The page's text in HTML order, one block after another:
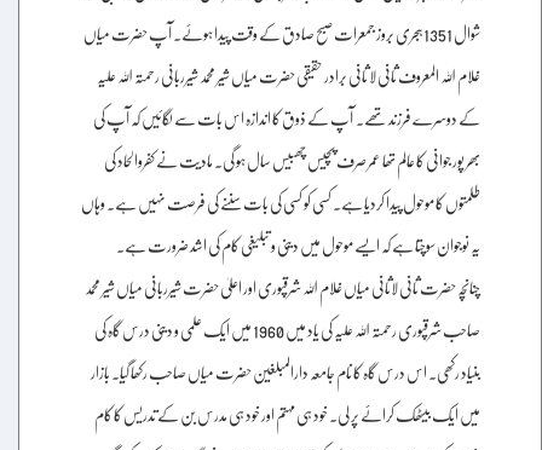
شوال 1351 ہجری بروز جمعرات صبح صادق کے وقت پیدا ہوئے۔ آپ حضرت میاں
غلام اللہ المعروف ثانی لا ثانی برادر حقیقی حضرت میاں شیر محمد شیرربانی رحمتہ اللہ علیہ
کے دوسرے فرزند تھے۔ آپ کے ذوق کا اندازہ اس بات سے لگائیں کہ آپ کی
بھر پور جوانی کا عالم تھا عمر صرف پچیس چھبیس سال ہو گی۔ مادیت نے کفروالحاد کی
طلمتوں کا موحول پیدا کردیا ہے۔ کسی کو کسی کی بات سننے کی فرصت نہیں ہے۔ وہاں
یہ نوجوان سوچتا ہے کہ ایسے موحول میں دینی و تبلیغی کام کی اشد ضرورت ہے۔
چنانچہ حضرت ثانی لاثانی میاں غلام اللہ شرقپوری اور اعلیٰ حضرت شیرربانی میاں شیر محمد
صاحب شرقپوری رحمتہ اللہ علیہ کی یاد میں 1960 میں ایک علمی و دینی درس گاہ کی
بنیاد رکھی۔ اس درس گاہ کا نام جامعہ دارالمبلغین حضرت میاں صاحب رکھا گیا۔ بازار
میں ایک بیٹھک کرائے پر لی۔ خود ہی مہتم اور خود ہی مدرس بن کے تدریس کا کام